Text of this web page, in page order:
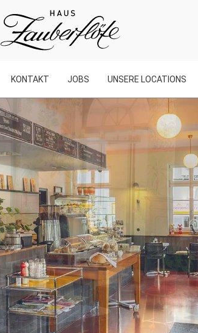
KONTAKT JOBS UNSERE LOCATIONS